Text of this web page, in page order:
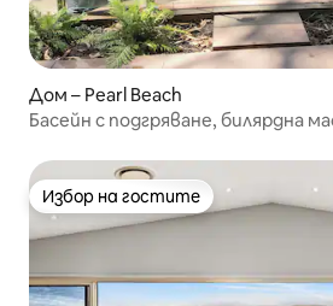
Дом – Pearl Beach
Басейн с подгряване, билярдна
Избор на гостите
Избор на гостите